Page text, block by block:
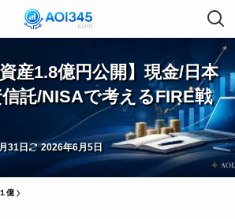
資産1.8億円公開】現金/日本
託/NISAで考えるFIRE戦
31日 2026年6月5日
億